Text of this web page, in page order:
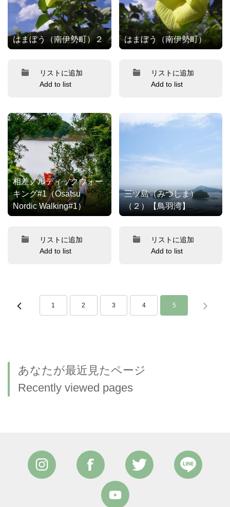
はまぼう（南伊勢町）２
リストに追加
Add to list
はまぼう（南伊勢町）
リストに追加
Add to list
相差ノルディックウォー
キング#1（Osatsu
Nordic Walking#1）
リストに追加
Add to list
三ツ島（みつしま）
（２）【鳥羽湾】
リストに追加
Add to list
1 2 3 4 5
あなたが最近見たページ
Recently viewed pages